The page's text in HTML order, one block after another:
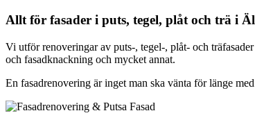
Allt för fasader i puts, tegel, plåt och trä i
Vi utför renoveringar av puts-, tegel-, plåt- och
och fasadknackning och mycket annat.
En fasadrenovering är inget man ska vänta för länge